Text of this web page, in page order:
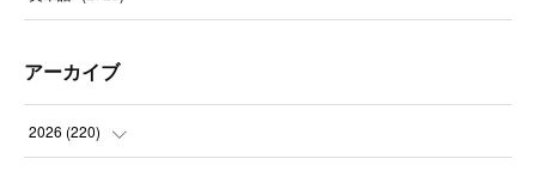
アーカイブ
2026 (220)